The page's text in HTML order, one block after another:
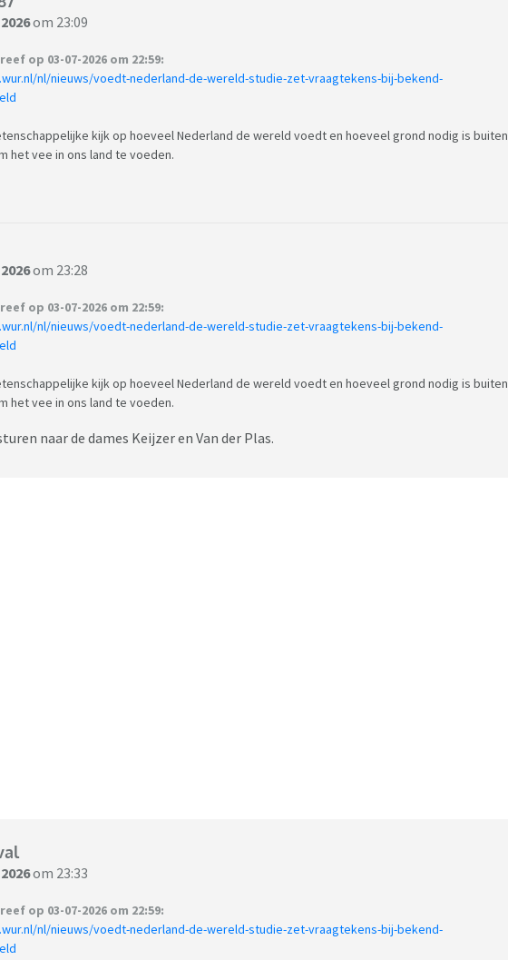
om 23:09
op 03-07-2026 om 22:59:
nl/nieuws/voedt-nederland-de-wereld-studie-zet-vraagtekens-bij-bekend-
kijk op hoeveel Nederland de wereld voedt en hoeveel grond nodig is buiten
het vee in ons land te voeden.
om 23:28
op 03-07-2026 om 22:59:
nl/nieuws/voedt-nederland-de-wereld-studie-zet-vraagtekens-bij-bekend-
kijk op hoeveel Nederland de wereld voedt en hoeveel grond nodig is buiten
het vee in ons land te voeden.
naar de dames Keijzer en Van der Plas.
om 23:33
op 03-07-2026 om 22:59:
nl/nieuws/voedt-nederland-de-wereld-studie-zet-vraagtekens-bij-bekend-